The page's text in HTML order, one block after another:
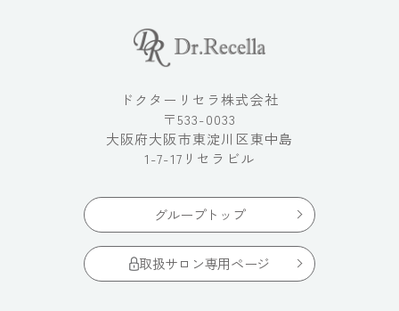
ドクターリセラ株式会社
〒533-0033
大阪府大阪市東淀川区東中島
1-7-17リセラビル
グループトップ
取扱サロン専用ページ